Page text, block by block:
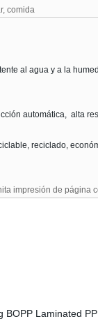
comida
al aguay a la
automática, alta
reciclado,
impresión de página